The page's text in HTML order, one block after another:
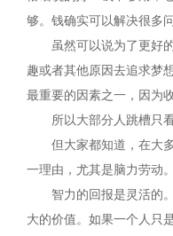
够。钱确实可以解决很多问
虽然可以说为了更好
趣或者其他原因去追求梦
最重要的因素之一，因为
所以大部分人跳槽只
但大家都知道，在大
一理由，尤其是脑力劳动。
智力的回报是灵活的
大的价值。如果一个人只